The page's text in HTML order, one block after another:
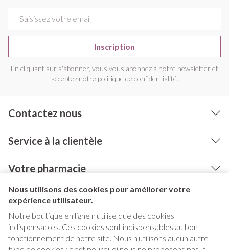
Nous utilisons des cookies pour améliorer votre
expérience utilisateur.
Notre boutique en ligne n'utilise que des cookies
indispensables. Ces cookies sont indispensables au bon
fonctionnement de notre site. Nous n'utilisons aucun autre
Inscription
En cliquant sur s'abonner, vous vous abonnez à notre newsletter et
acceptez notre politique de confidentialité.
Contactez nous
Service à la clientèle
Votre pharmacie